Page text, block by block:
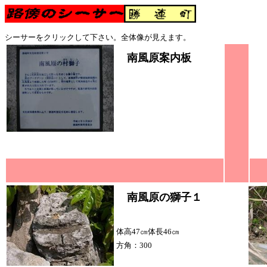
シーサーをクリックして下さい。全体像が見えます。
南風原案内板
南風原の獅子１
体高47㎝体長46㎝
方角：300